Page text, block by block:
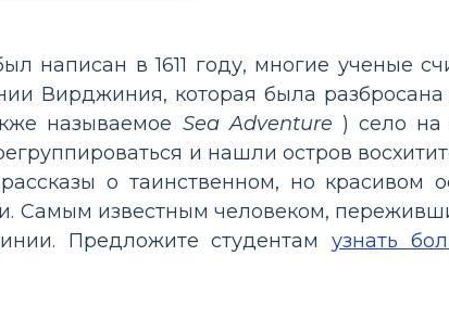
написан в 1611 году, многие ученые
Вирджиния, которая была
называемое Sea Adventure ) село на
и нашли остров
о таинственном, но
Самым известным человеком,
Предложите студентамузнать